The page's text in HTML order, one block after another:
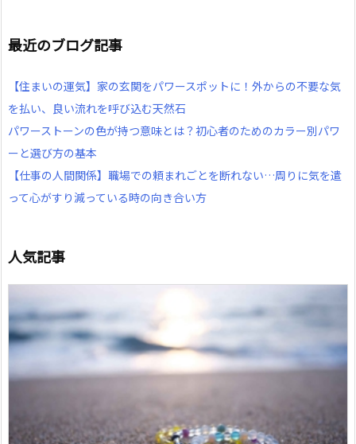
最近のブログ記事
【住まいの運気】家の玄関をパワースポットに！外からの不要な気
を払い、良い流れを呼び込む天然石
パワーストーンの色が持つ意味とは？初心者のためのカラー別パワ
ーと選び方の基本
【仕事の人間関係】職場での頼まれごとを断れない…周りに気を遣
って心がすり減っている時の向き合い方
人気記事